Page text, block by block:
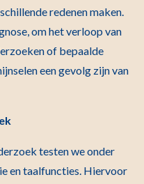
redenen maken.
om het verloop van
of bepaalde
een gevolg zijn van
testen we onder
en taalfuncties. Hiervoor